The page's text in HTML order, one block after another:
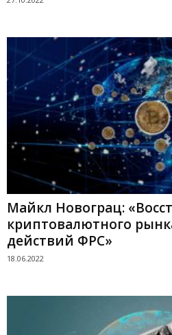
Майкл Новограц:
криптовалютного
действий ФРС»
18.06.2022